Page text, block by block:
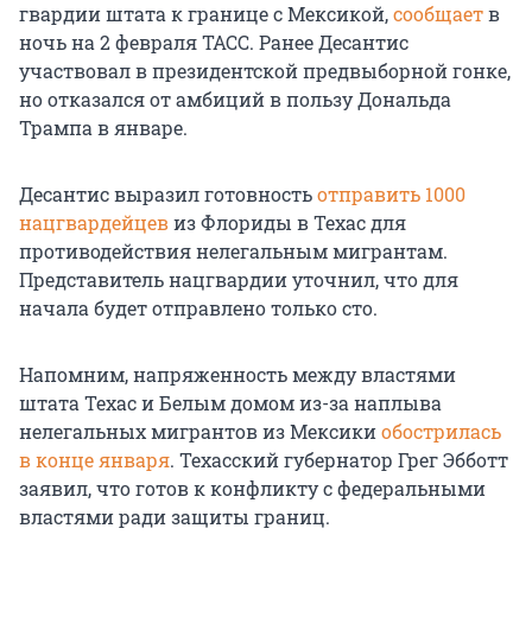
гвардии штата к границе с Мексикой,сообщаетв
ночь на 2 февраля ТАСС. Ранее Десантис
участвовал в президентской предвыборной гонке,
но отказался от амбиций в пользу Дональда
Трампа в январе.
Десантис выразил готовностьотправить 1000
нацгвардейцевиз Флориды в Техас для
противодействия нелегальным мигрантам.
Представитель нацгвардии уточнил, что для
начала будет отправлено только сто.
Напомним, напряженность между властями
штата Техас и Белым домом из-за наплыва
нелегальных мигрантов из Мексикиобострилась
в конце января. Техасский губернатор Грег Эбботт
заявил, что готов к конфликту с федеральными
властями ради защиты границ.